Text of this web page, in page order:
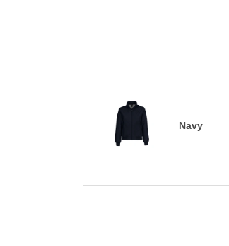
Navy